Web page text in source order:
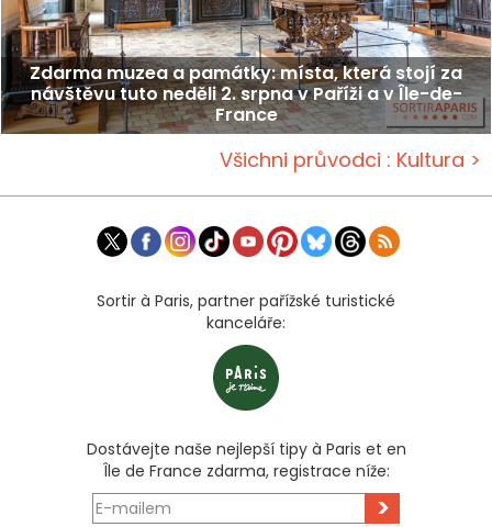
Zdarma muzea a památky: místa, která stojí za
návštěvu tuto neděli 2. srpna v Paříži a v Île-de-
France
Všichni průvodci : Kultura >
Sortir à Paris, partner pařížské turistické
kanceláře:
Dostávejte naše nejlepší tipy à Paris et en
Île de France zdarma, registrace níže:
>